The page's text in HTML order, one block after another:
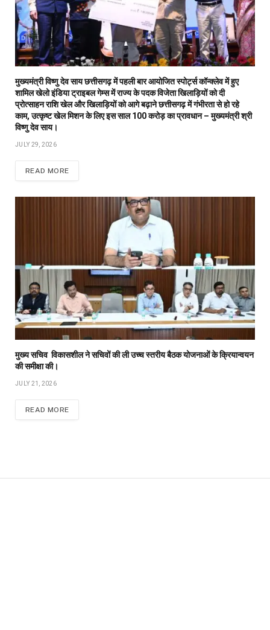
मुख्यमंत्री विष्णु देव साय छत्तीसगढ़ में पहली बार आयोजित स्पोर्ट्स कॉन्क्लेव में हुए
शामिल खेलो इंडिया ट्राइबल गेम्स में राज्य के पदक विजेता खिलाड़ियों को दी
प्रोत्साहन राशि खेल और खिलाड़ियों को आगे बढ़ाने छत्तीसगढ़ में गंभीरता से हो रहे
काम, उत्कृष्ट खेल मिशन के लिए इस साल 100 करोड़ का प्रावधान – मुख्यमंत्री श्री
विष्णु देव साय।
JULY 29, 2026
READ MORE
मुख्य सचिव विकासशील ने सचिवों की ली उच्च स्तरीय बैठक योजनाओं के क्रियान्वयन
की समीक्षा की।
JULY 21, 2026
READ MORE